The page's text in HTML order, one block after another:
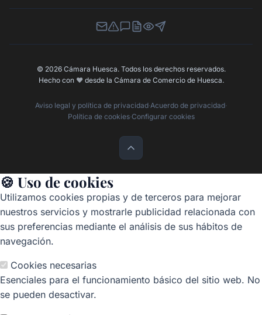
Newsletter
Canal de Denuncias
Buzón de Sugerencias
Perfil Contratante
Ley de Transparencia
Contacta con nosotros
© 2026 Cámara Huesca. Todos los derechos reservados.
Hecho con ❤️desde la Cámara de Comercio de Huesca.
Aviso legal y política de privacidad·Acuerdo de privacidad·
Política de cookies·Configurar cookies
🍪 Uso de cookies
Utilizamos cookies propias y de terceros para mejorar
nuestros servicios y mostrarle publicidad relacionada con
sus preferencias mediante el análisis de sus hábitos de
navegación.
Cookies necesarias
Esenciales para el funcionamiento básico del sitio web. No
se pueden desactivar.